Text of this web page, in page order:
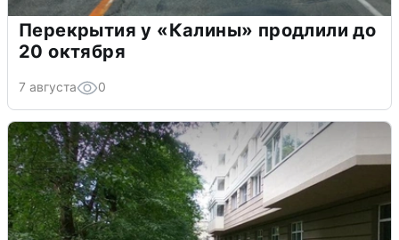
Перекрытия у «Калины» продлили до
20 октября
7 августа 0